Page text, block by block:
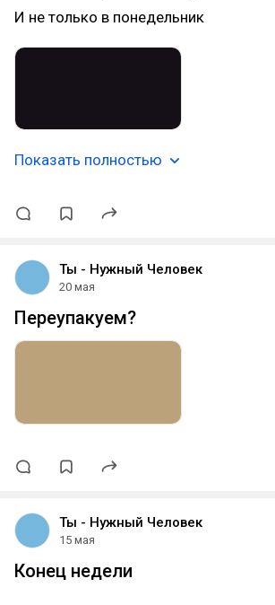
И не только в понедельник
Показать полностью
Ты - Нужный Человек
20 мая
Переупакуем?
Ты - Нужный Человек
15 мая
Конец недели